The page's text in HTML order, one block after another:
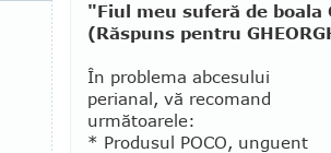
"Fiul meu suferă de boala
(Răspuns pentru
În problema abcesului
perianal, vă recomand
următoarele:
* Produsul POCO, unguent